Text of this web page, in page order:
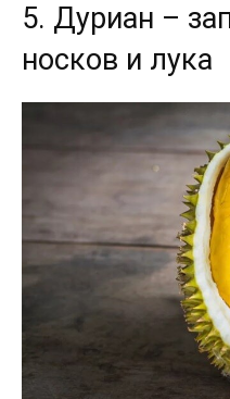
5. Дуриан –
носков и лука